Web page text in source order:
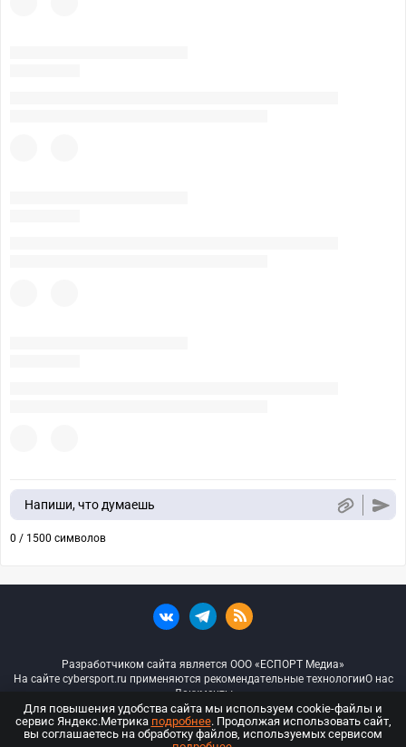
Напиши, что думаешь
0 / 1500 символов
Разработчиком сайта является ООО «ЕСПОРТ Медиа»
На сайте cybersport.ru применяются рекомендательные технологииО нас
Документы
© ООО «Киберспорт.ру» — Все права защищены
Для повышения удобства сайта мы используем cookie-файлы и
сервис Яндекс.Метрика подробнее. Продолжая использовать сайт,
вы соглашаетесь на обработку файлов, используемых сервисом